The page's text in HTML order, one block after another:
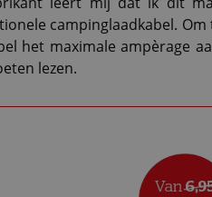
campinglaadkabel.
het maximale ampèrage
lezen.